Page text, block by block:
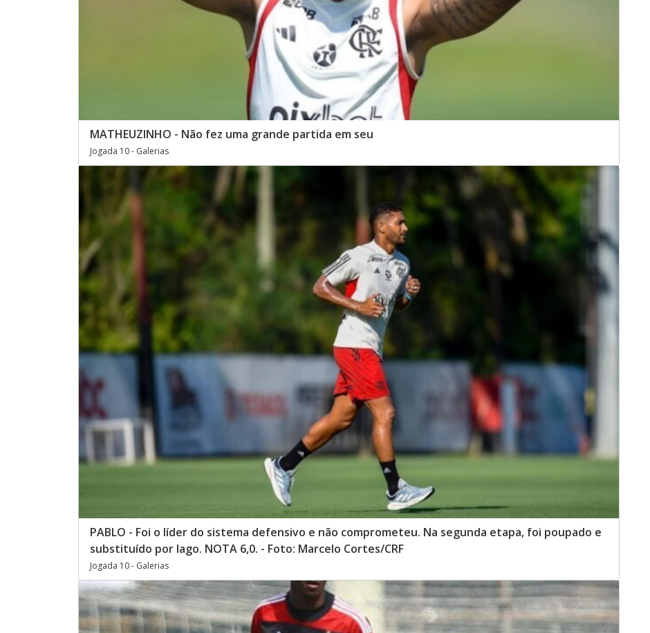
MATHEUZINHO - Não fez uma grande partida em seu
Jogada 10 - Galerias
PABLO - Foi o líder do sistema defensivo e não comprometeu. Na segunda etapa, foi poupado e
substituído por Iago. NOTA 6,0. - Foto: Marcelo Cortes/CRF
Jogada 10 - Galerias